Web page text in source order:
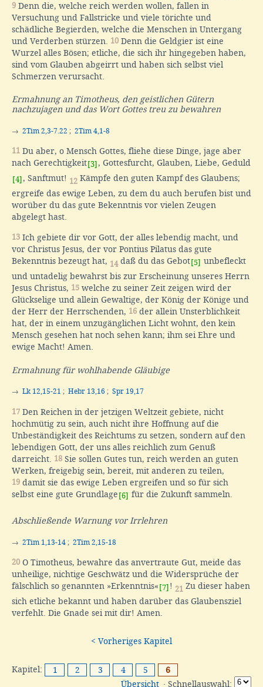
9 Denn die, welche reich werden wollen, fallen in
Versuchung und Fallstricke und viele törichte und
schädliche Begierden, welche die Menschen in Untergang
und Verderben stürzen. 10 Denn die Geldgier ist eine
Wurzel alles Bösen; etliche, die sich ihr hingegeben haben,
sind vom Glauben abgeirrt und haben sich selbst viel
Schmerzen verursacht.
Ermahnung an Timotheus, den geistlichen Gütern
nachzujagen und das Wort Gottes treu zu bewahren
→ 2Tim 2,3-7.22 ; 2Tim 4,1-8
11 Du aber, o Mensch Gottes, fliehe diese Dinge, jage aber
nach Gerechtigkeit [3] , Gottesfurcht, Glauben, Liebe, Geduld
[4] , Sanftmut! 12 Kämpfe den guten Kampf des Glaubens;
ergreife das ewige Leben, zu dem du auch berufen bist und
worüber du das gute Bekenntnis vor vielen Zeugen
abgelegt hast.
13 Ich gebiete dir vor Gott, der alles lebendig macht, und
vor Christus Jesus, der vor Pontius Pilatus das gute
Bekenntnis bezeugt hat, 14 daß du das Gebot [5] unbefleckt
und untadelig bewahrst bis zur Erscheinung unseres Herrn
Jesus Christus, 15 welche zu seiner Zeit zeigen wird der
Glückselige und allein Gewaltige, der König der Könige und
der Herr der Herrschenden, 16 der allein Unsterblichkeit
hat, der in einem unzugänglichen Licht wohnt, den kein
Mensch gesehen hat noch sehen kann; ihm sei Ehre und
ewige Macht! Amen.
Ermahnung für wohlhabende Gläubige
→ Lk 12,15-21 ; Hebr 13,16 ; Spr 19,17
17 Den Reichen in der jetzigen Weltzeit gebiete, nicht
hochmütig zu sein, auch nicht ihre Hoffnung auf die
Unbeständigkeit des Reichtums zu setzen, sondern auf den
lebendigen Gott, der uns alles reichlich zum Genuß
darreicht. 18 Sie sollen Gutes tun, reich werden an guten
Werken, freigebig sein, bereit, mit anderen zu teilen,
19 damit sie das ewige Leben ergreifen und so für sich
selbst eine gute Grundlage [6] für die Zukunft sammeln.
Abschließende Warnung vor Irrlehren
→ 2Tim 1,13-14 ; 2Tim 2,15-18
20 O Timotheus, bewahre das anvertraute Gut, meide das
unheilige, nichtige Geschwätz und die Widersprüche der
fälschlich so genannten »Erkenntnis« [7] ! 21 Zu dieser haben
sich etliche bekannt und haben darüber das Glaubensziel
verfehlt. Die Gnade sei mit dir! Amen.
< Vorheriges Kapitel
Kapitel: 1 2 3 4 5
6
Übersicht · Schnellauswahl: